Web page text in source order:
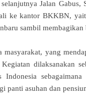
Jalan Gabus,
ke kantor BKKBN,
sambil membagikan
yang
dilaksanakan
sebagaimana
panti asuhan dan